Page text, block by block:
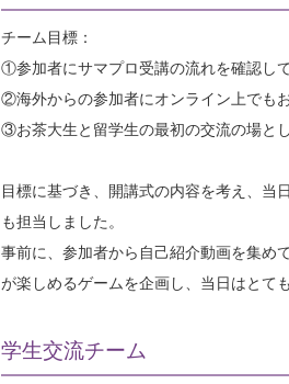
チーム目標：
①参加者にサマプロ受講の流れを確認し
②海外からの参加者にオンライン上でも
③お茶大生と留学生の最初の交流の場と
目標に基づき、開講式の内容を考え、当
も担当しました。
事前に、参加者から自己紹介動画を集め
が楽しめるゲームを企画し、当日はとて
学生交流チーム